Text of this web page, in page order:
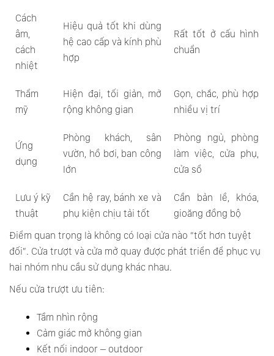
Cách
âm,
cách
nhiệt
Hiệu quả tốt khi dùng
hệ cao cấp và kính phù
hợp
Rất tốt ở cấu hình
chuẩn
Thẩm
mỹ
Hiện đại, tối giản, mở
rộng không gian
Gọn, chắc, phù hợp
nhiều vị trí
Ứng
dụng
Phòng khách, sân
vườn, hồ bơi, ban công
lớn
Phòng ngủ, phòng
làm việc, cửa phụ,
cửa sổ
Lưu ý kỹ
thuật
Cần hệ ray, bánh xe và
phụ kiện chịu tải tốt
Cần bản lề, khóa,
gioăng đồng bộ
Điểm quan trọng là không có loại cửa nào “tốt hơn tuyệt
đối”. Cửa trượt và cửa mở quay được phát triển để phục vụ
hai nhóm nhu cầu sử dụng khác nhau.
Nếu cửa trượt ưu tiên:
Tầm nhìn rộng
Cảm giác mở không gian
Kết nối indoor – outdoor